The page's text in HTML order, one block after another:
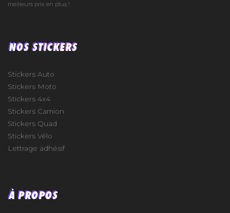
meilleurs prix en plus !
NOS STICKERS
Stickers Auto
Stickers Moto
Stickers 4x4
Stickers Camion
Stickers Quad
Stickers Vélo
Lettrage adhésif
À PROPOS